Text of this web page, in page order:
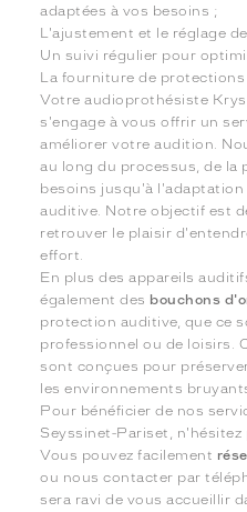
adaptées à vos besoins ;
L'ajustement et le réglage
Un suivi régulier pour
La fourniture de protections
Votre audioprothésiste
s'engage à vous offrir un
améliorer votre audition.
au long du processus, de la
besoins jusqu'à l'adaptation
auditive. Notre objectif est
retrouver le plaisir
effort.
En plus des appareils
également des bouchons
protection auditive, que ce
professionnel ou de loisirs.
sont conçues pour
les environnements
Pour bénéficier de nos
Seyssinet-Pariset, n'hésitez
Vous pouvez facilement
ou nous contacter par
sera ravi de vous accueillir